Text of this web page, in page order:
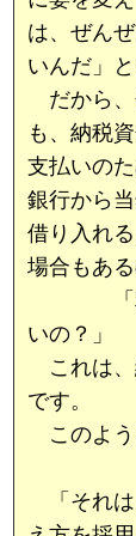
は、ぜん
いんだ」
だから、
も、納税
支払いの
銀行から
借り入れ
場合もある
「利益
いの？」
これは、
です。
このよう
「それは